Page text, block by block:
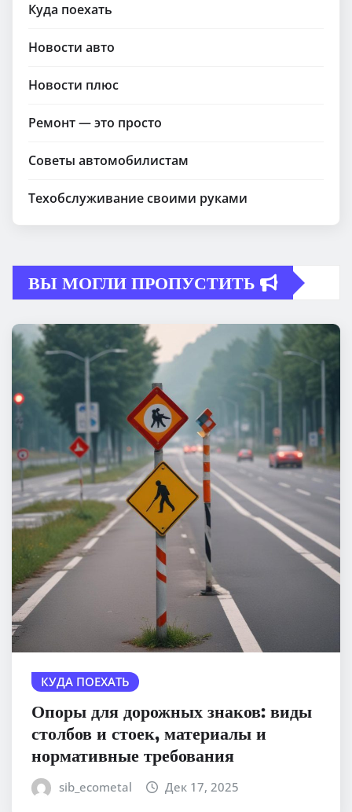
Куда поехать
Новости авто
Новости плюс
Ремонт — это просто
Советы автомобилистам
Техобслуживание своими руками
ВЫ МОГЛИ ПРОПУСТИТЬ
КУДА ПОЕХАТЬ
Опоры для дорожных знаков: виды
столбов и стоек, материалы и
нормативные требования
sib_ecometal Дек 17, 2025